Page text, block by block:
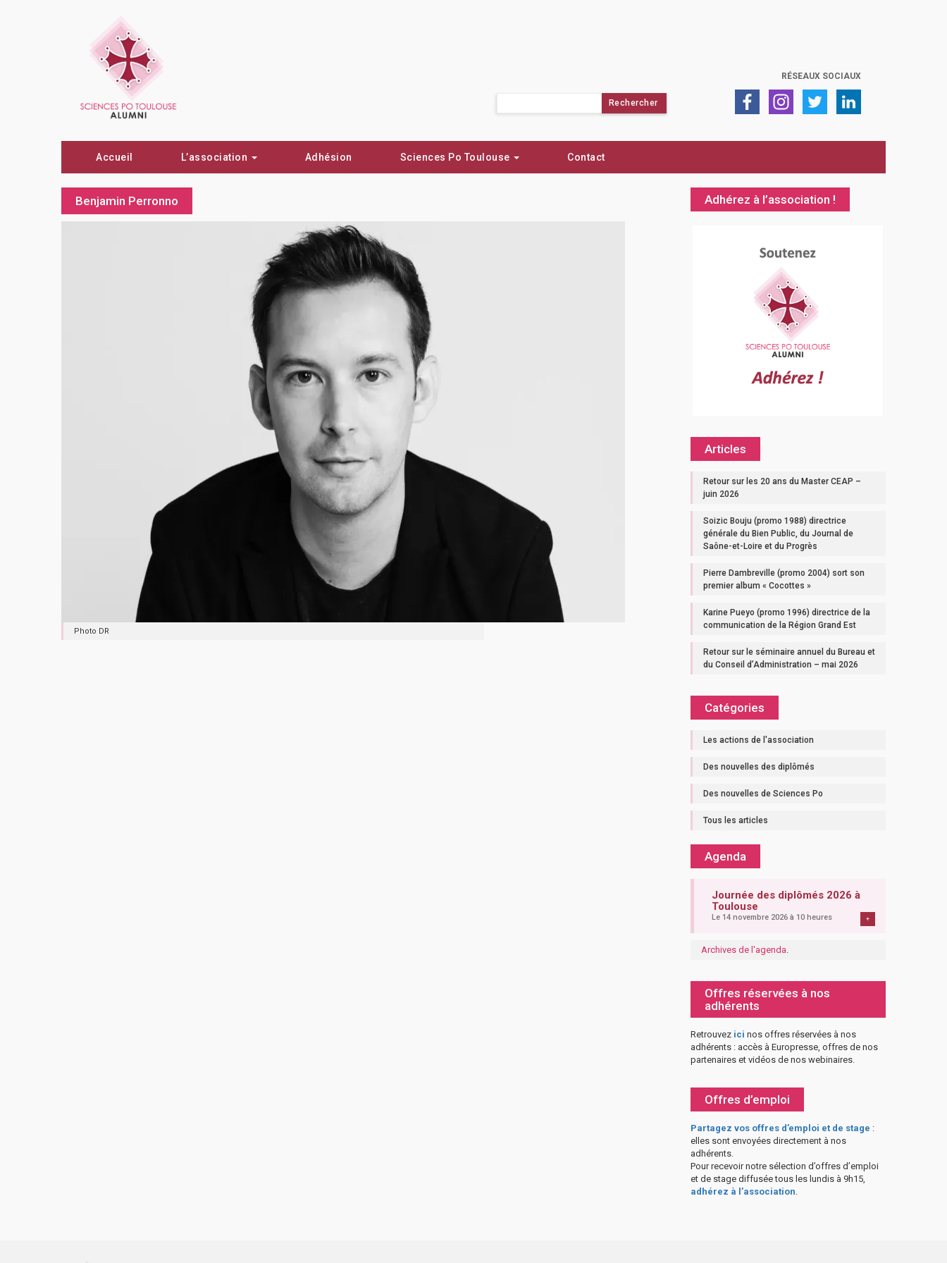
RÉSEAUX SOCIAUX
Accueil L’association Adhésion Sciences Po Toulouse Contact
Benjamin Perronno
Photo DR
Adhérez à l’association !
Articles
Retour sur les 20 ans du Master CEAP –
juin 2026
Soizic Bouju (promo 1988) directrice
générale du Bien Public, du Journal de
Saône-et-Loire et du Progrès
Pierre Dambreville (promo 2004) sort son
premier album « Cocottes »
Karine Pueyo (promo 1996) directrice de la
communication de la Région Grand Est
Retour sur le séminaire annuel du Bureau et
du Conseil d’Administration – mai 2026
Catégories
Les actions de l'association
Des nouvelles des diplômés
Des nouvelles de Sciences Po
Tous les articles
Agenda
Journée des diplômés 2026 à
Toulouse
Le 14 novembre 2026 à 10 heures +
Archives de l'agenda.
Offres réservées à nos
adhérents
Retrouvez ici nos offres réservées à nos
adhérents : accès à Europresse, offres de nos
partenaires et vidéos de nos webinaires.
Offres d’emploi
Partagez vos offres d’emploi et de stage :
elles sont envoyées directement à nos
adhérents.
Pour recevoir notre sélection d’offres d’emploi
et de stage diffusée tous les lundis à 9h15,
adhérez à l’association.